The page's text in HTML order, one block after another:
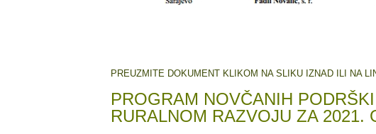
PREUZMITE DOKUMENT KLIKOM NA SLIKU IZNAD ILI NA
PROGRAM NOVČANIH
RURALNOM RAZVOJU ZA 2021.